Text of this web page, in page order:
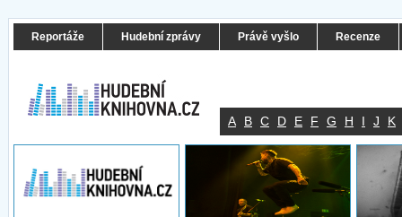
Reportáže Hudební zprávy Právě vyšlo Recenze
A B C D E F G H I J K